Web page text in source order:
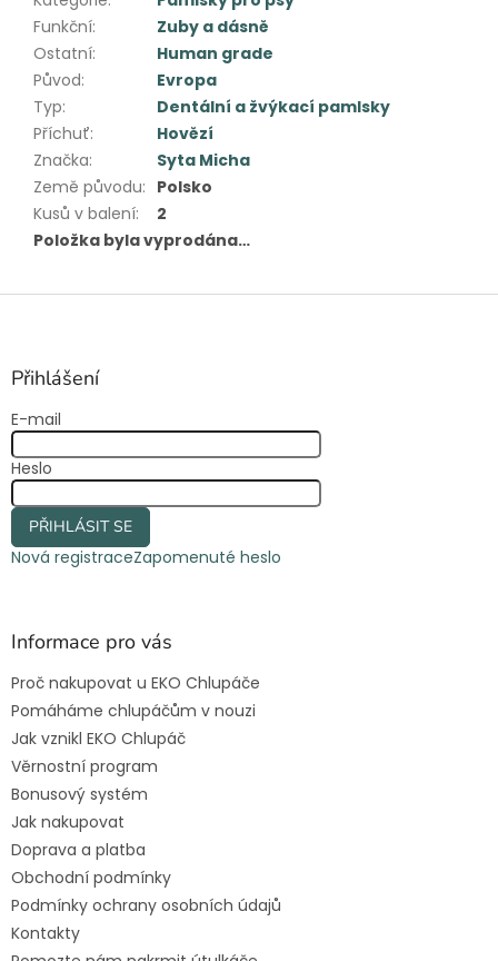
Funkční:
Zuby a dásně
Ostatní:
Human grade
Původ:
Evropa
Typ:
Dentální a žvýkací pamlsky
Příchuť:
Hovězí
Značka:
Syta Micha
Země původu: Polsko
Kusů v balení:
2
Položka byla vyprodána…
Z
Přihlášení
E-mail
Heslo
PŘIHLÁSIT SE
Nová registraceZapomenuté heslo
Informace pro vás
Proč nakupovat u EKO Chlupáče
Pomáháme chlupáčům v nouzi
Jak vznikl EKO Chlupáč
Věrnostní program
Bonusový systém
Jak nakupovat
Doprava a platba
Obchodní podmínky
Podmínky ochrany osobních údajů
Kontakty